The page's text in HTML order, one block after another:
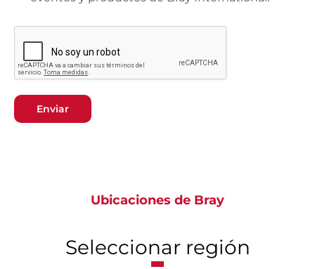
Enviar
Ubicaciones de Bray
Seleccionar región